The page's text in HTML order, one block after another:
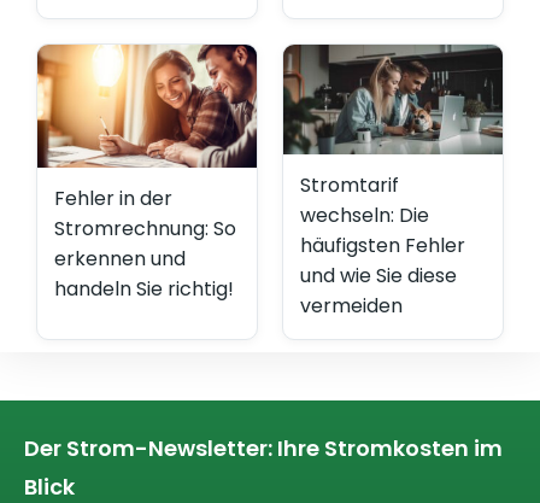
Fehler in der
Stromrechnung: So
erkennen und
handeln Sie richtig!
Stromtarif
wechseln: Die
häufigsten Fehler
und wie Sie diese
vermeiden
Der Strom-Newsletter: Ihre Stromkosten im
Blick